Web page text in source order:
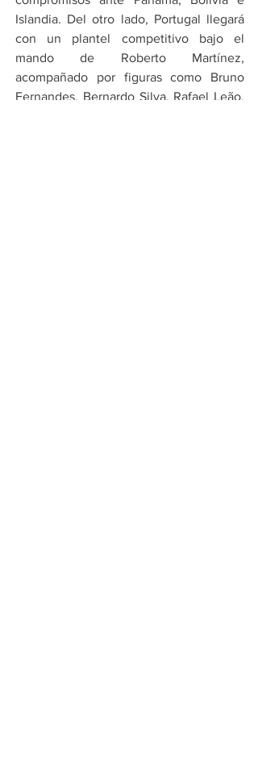
Islandia. Del otro lado, Portugal llegará
con un plantel competitivo bajo el
mando de Roberto Martínez,
acompañado por figuras como Bruno
Fernandes, Bernardo Silva, Rafael Leão,